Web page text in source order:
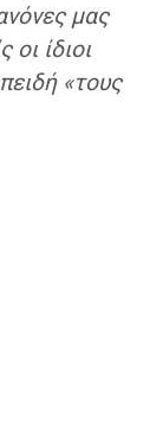
μας
ίδιοι
«τους